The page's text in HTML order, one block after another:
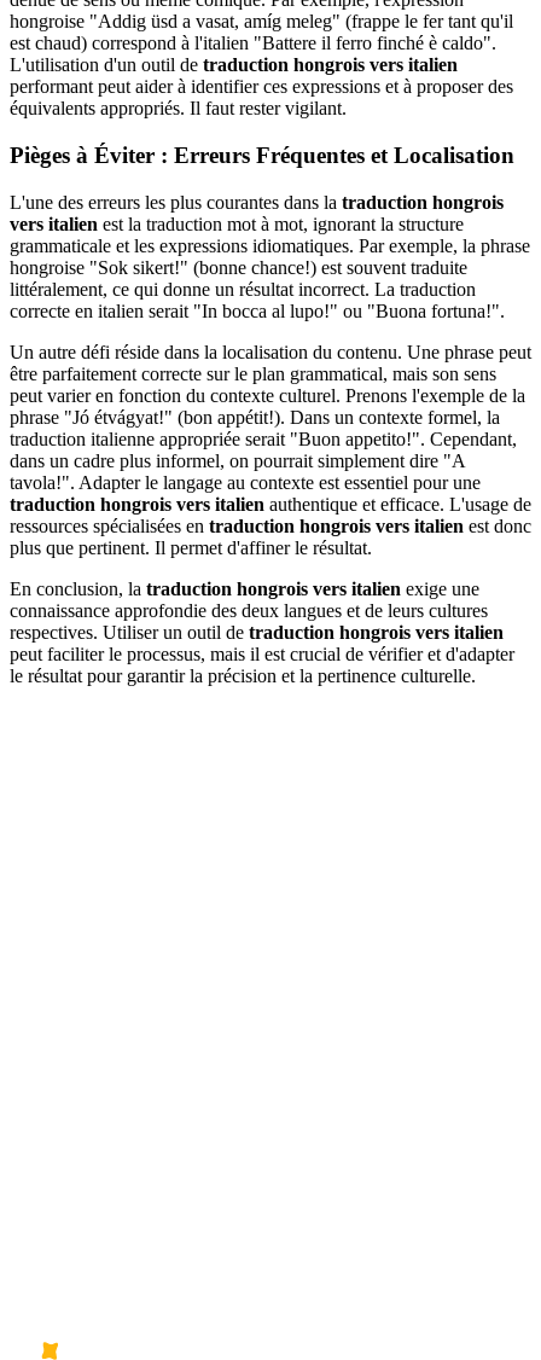
hongroise "Addig üsd a vasat, amíg meleg" (frappe le fer tant qu'il
est chaud) correspond à l'italien "Battere il ferro finché è caldo".
L'utilisation d'un outil de traduction hongrois vers italien
performant peut aider à identifier ces expressions et à proposer des
équivalents appropriés. Il faut rester vigilant.
Pièges à Éviter : Erreurs Fréquentes et Localisation
L'une des erreurs les plus courantes dans la traduction hongrois
vers italien est la traduction mot à mot, ignorant la structure
grammaticale et les expressions idiomatiques. Par exemple, la phrase
hongroise "Sok sikert!" (bonne chance!) est souvent traduite
littéralement, ce qui donne un résultat incorrect. La traduction
correcte en italien serait "In bocca al lupo!" ou "Buona fortuna!".
Un autre défi réside dans la localisation du contenu. Une phrase peut
être parfaitement correcte sur le plan grammatical, mais son sens
peut varier en fonction du contexte culturel. Prenons l'exemple de la
phrase "Jó étvágyat!" (bon appétit!). Dans un contexte formel, la
traduction italienne appropriée serait "Buon appetito!". Cependant,
dans un cadre plus informel, on pourrait simplement dire "A
tavola!". Adapter le langage au contexte est essentiel pour une
traduction hongrois vers italien authentique et efficace. L'usage de
ressources spécialisées en traduction hongrois vers italien est donc
plus que pertinent. Il permet d'affiner le résultat.
En conclusion, la traduction hongrois vers italien exige une
connaissance approfondie des deux langues et de leurs cultures
respectives. Utiliser un outil de traduction hongrois vers italien
peut faciliter le processus, mais il est crucial de vérifier et d'adapter
le résultat pour garantir la précision et la pertinence culturelle.